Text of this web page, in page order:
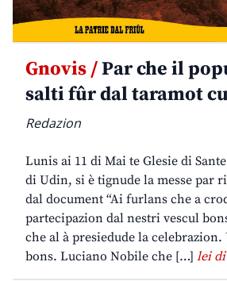
Gnovis /Par che il
salti fûr dal taramot
Redazion
Lunis ai 11 di Mai te Glesie di
di Udin, si è tignude la messe par
dal document “Ai furlans che a
partecipazion dal nestri vescul
che al à presiedude la
bons. Luciano Nobile che […] lei